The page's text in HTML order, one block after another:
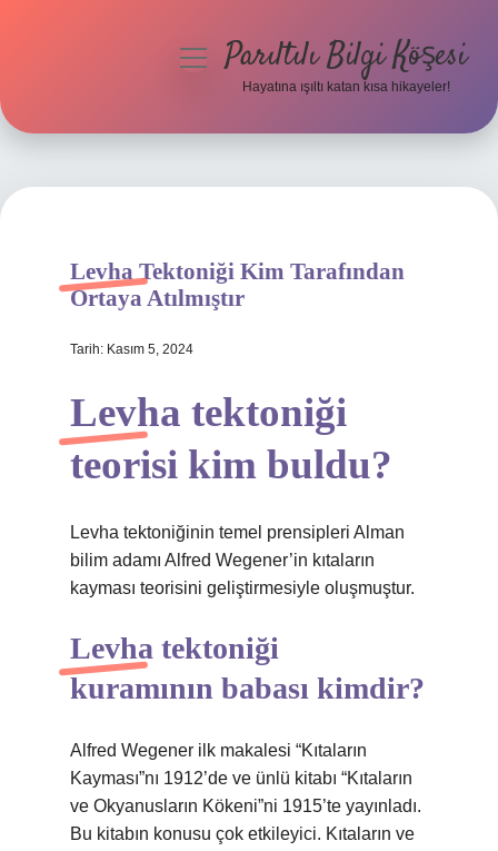
Hakkımızda
menüyüParıltılı Bilgi Köşesi
Hayatına ışıltı katan kısa hikayeler!
Levha Tektoniği Kim Tarafından
Ortaya Atılmıştır
Tarih: Kasım 5, 2024
Levha tektoniği
teorisi kim buldu?
Levha tektoniğinin temel prensipleri Alman
bilim adamı Alfred Wegener’in kıtaların
kayması teorisini geliştirmesiyle oluşmuştur.
Levha tektoniği
kuramının babası kimdir?
Alfred Wegener ilk makalesi “Kıtaların
Kayması”nı 1912’de ve ünlü kitabı “Kıtaların
ve Okyanusların Kökeni”ni 1915’te yayınladı.
Bu kitabın konusu çok etkileyici. Kıtaların ve